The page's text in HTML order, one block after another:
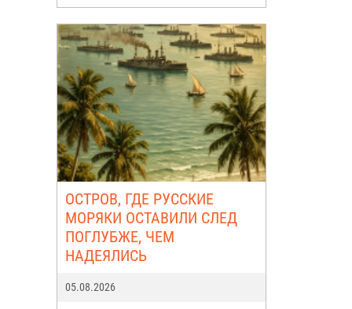
ОСТРОВ, ГДЕ РУССКИЕ
МОРЯКИ ОСТАВИЛИ СЛЕД
ПОГЛУБЖЕ, ЧЕМ
НАДЕЯЛИСЬ
05.08.2026